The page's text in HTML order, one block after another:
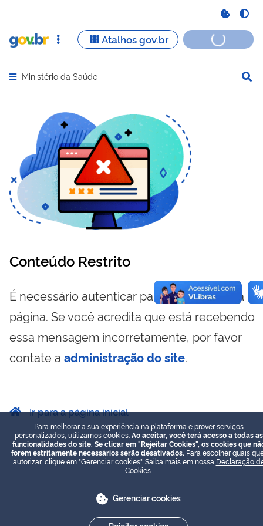
Abrir menu principal de navegação
Ministério da Saúde
Conteúdo Restrito
É necessário autenticar para visualizar essa
página. Se você acredita que está recebendo
essa mensagem incorretamente, por favor
contate a administração do site.
Ir para a página inicial
Para melhorar a sua experiência na plataforma e prover serviços
personalizados, utilizamos cookies. Ao aceitar, você terá acesso a todas as
funcionalidades do site. Se clicar em "Rejeitar Cookies", os cookies que
forem estritamente necessários serão desativados. Para escolher quais
autorizar, clique em "Gerenciar cookies". Saiba mais em nossa Declaração
Cookies
Gerenciar cookies